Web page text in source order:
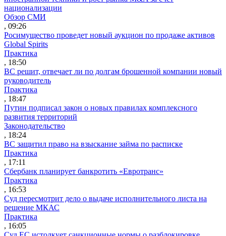
национализации
Обзор СМИ
, 09:26
Росимущество проведет новый аукцион по продаже активов
Global Spirits
Практика
, 18:50
ВС решит, отвечает ли по долгам брошенной компании новый
руководитель
Практика
, 18:47
Путин подписал закон о новых правилах комплексного
развития территорий
Законодательство
, 18:24
ВС защитил право на взыскание займа по расписке
Практика
, 17:11
Сбербанк планирует банкротить «Евротранс»
Практика
, 16:53
Суд пересмотрит дело о выдаче исполнительного листа на
решение МКАС
Практика
, 16:05